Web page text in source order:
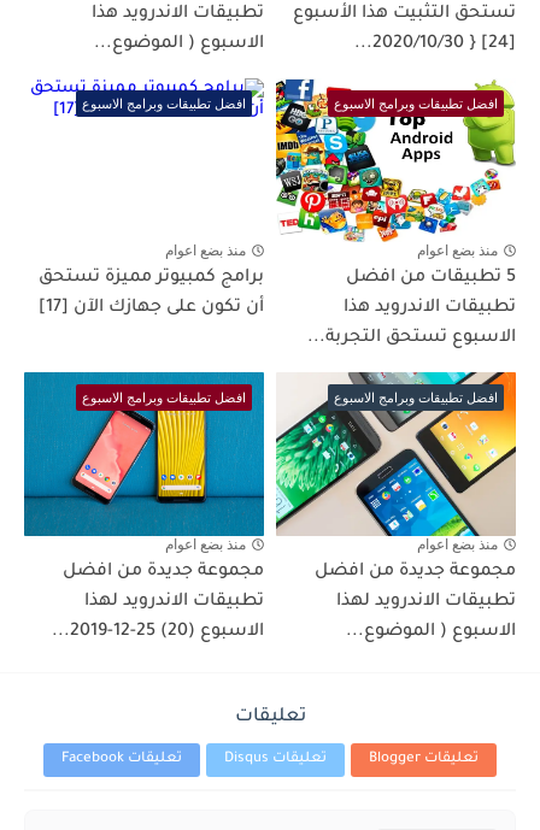
تستحق التثبيت هذا الأسبوع
[24] { 2020/10/30...
تطبيقات الاندرويد هذا
الاسبوع ( الموضوع...
افضل تطبيقات وبرامج الاسبوع
منذ بضع اعوام
5 تطبيقات من افضل
تطبيقات الاندرويد هذا
الاسبوع تستحق التجربة...
افضل تطبيقات وبرامج الاسبوع
منذ بضع اعوام
برامج كمبيوتر مميزة تستحق
أن تكون على جهازك الآن [17]
افضل تطبيقات وبرامج الاسبوع
منذ بضع اعوام
مجموعة جديدة من افضل
تطبيقات الاندرويد لهذا
الاسبوع ( الموضوع...
افضل تطبيقات وبرامج الاسبوع
منذ بضع اعوام
مجموعة جديدة من افضل
تطبيقات الاندرويد لهذا
الاسبوع (20) 25-12-2019...
تعليقات
تعليقات Blogger تعليقات Disqus تعليقات Facebook